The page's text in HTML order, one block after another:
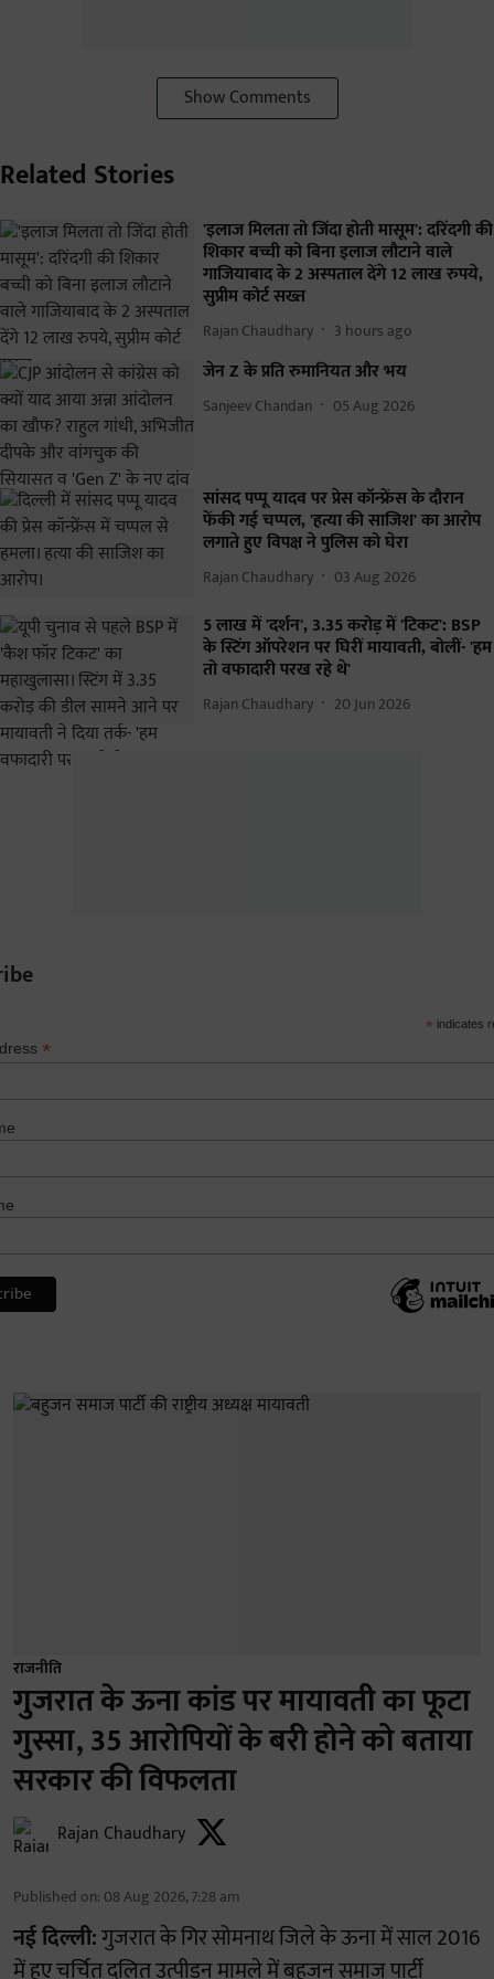
Show Comments
Related Stories
'इलाज मिलता तो जिंदा होती मासूम': दरिंदगी की
शिकार बच्ची को बिना इलाज लौटाने वाले
गाजियाबाद के 2 अस्पताल देंगे 12 लाख रुपये,
सुप्रीम कोर्ट सख्त
Rajan Chaudhary 3 hours ago
जेन Z के प्रति रुमानियत और भय
Sanjeev Chandan 05 Aug 2026
सांसद पप्पू यादव पर प्रेस कॉन्फ्रेंस के दौरान
फेंकी गई चप्पल, 'हत्या की साजिश' का आरोप
लगाते हुए विपक्ष ने पुलिस को घेरा
Rajan Chaudhary 03 Aug 2026
5 लाख में 'दर्शन', 3.35 करोड़ में 'टिकट': BSP
के स्टिंग ऑपरेशन पर घिरीं मायावती, बोलीं- 'हम
तो वफादारी परख रहे थे'
Rajan Chaudhary 20 Jun 2026
* indicates
*
राजनीति
गुजरात के ऊना कांड पर मायावती का फूटा
गुस्सा, 35 आरोपियों के बरी होने को बताया
सरकार की विफलता
Rajan Chaudhary
Published on: 08 Aug 2026, 7:28 am
नई दिल्ली:गुजरात के गिर सोमनाथ जिले के ऊना में साल 2016
में हुए चर्चित दलित उत्पीड़न मामले में बहुजन समाज पार्टी